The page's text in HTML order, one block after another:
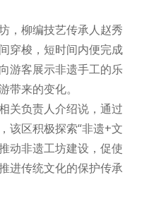
，柳编技艺传承人赵秀
穿梭，短时间内便完成
游客展示非遗手工的乐
带来的变化。
关负责人介绍说，通过
该区积极探索“非遗+文
动非遗工坊建设，促使
进传统文化的保护传承